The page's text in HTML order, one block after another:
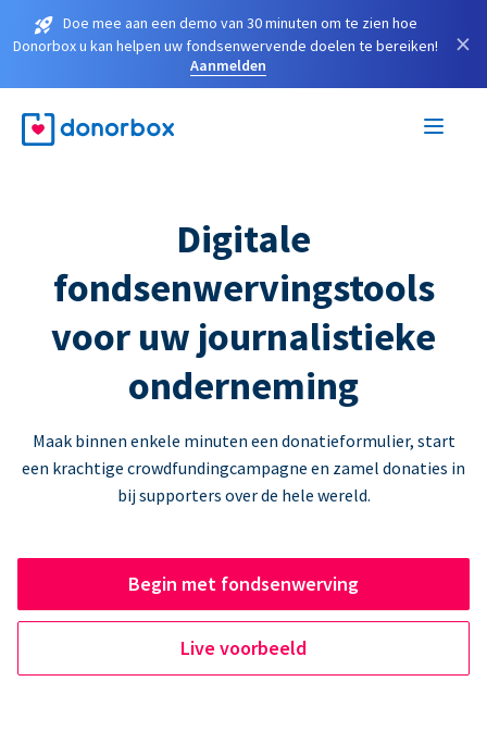
Doe mee aan een demo van 30 minuten om te zien hoe
Donorbox u kan helpen uw fondsenwervende doelen te bereiken!
Aanmelden
×
Digitale
fondsenwervingstools
voor uw journalistieke
onderneming
Maak binnen enkele minuten een donatieformulier, start
een krachtige crowdfundingcampagne en zamel donaties in
bij supporters over de hele wereld.
Begin met fondsenwerving
Live voorbeeld